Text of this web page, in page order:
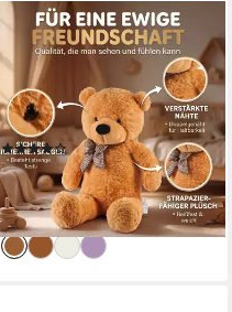
FELUNA
Kuscheltier FELUNA XXL
Riesen Kuschelbär Plüsch 120
cm – Weicher Plüsch Bär
Kinder (Kuscheltier)
(22)
39,95 € UVP69,95 €
-43%
lieferbar - in 2-3 Werktagen bei dir